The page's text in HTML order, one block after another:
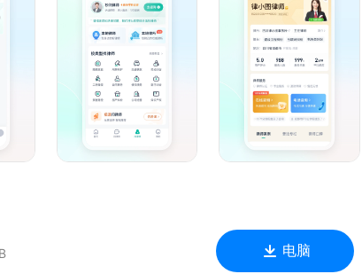
捷解决法律问题。
，助力用户快速、精准找到本地专业好律师，建立即时沟通桥
、音频等方式进行呈现，全方位覆盖用户法律知识需求场景，
经营、合同买卖等20个常见场景，满足用户对于不同场景的合
电脑